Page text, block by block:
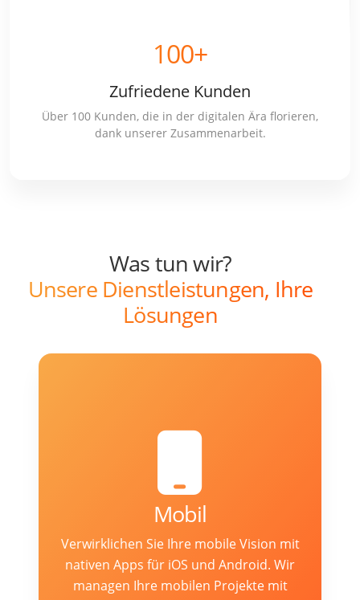
100+
Zufriedene Kunden
Über 100 Kunden, die in der digitalen Ära florieren,
dank unserer Zusammenarbeit.
Was tun wir?
Unsere Dienstleistungen, Ihre
Lösungen
Mobil
Verwirklichen Sie Ihre mobile Vision mit
nativen Apps für iOS und Android. Wir
managen Ihre mobilen Projekte mit